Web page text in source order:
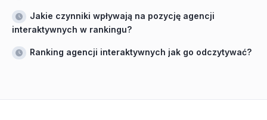
Jakie czynniki wpływają na pozycję agencji
interaktywnych w rankingu?
Ranking agencji interaktywnych jak go odczytywać?